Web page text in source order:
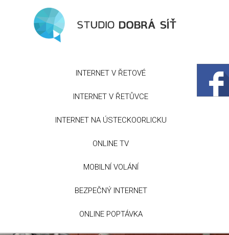
INTERNET V ŘETOVÉ
INTERNET V ŘETŮVCE
INTERNET NA ÚSTECKOORLICKU
ONLINE TV
MOBILNÍ VOLÁNÍ
BEZPEČNÝ INTERNET
ONLINE POPTÁVKA